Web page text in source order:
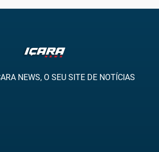
NEWS, O SEU SITE DE NOTÍCIAS